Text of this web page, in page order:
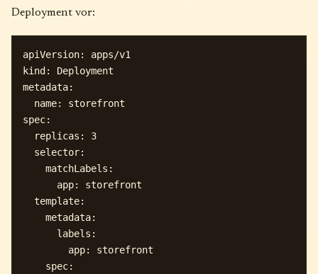
Deployment vor:
apiVersion: apps/v1
kind: Deployment
metadata:
  name: storefront
spec:
  replicas: 3
  selector:
    matchLabels:
      app: storefront
  template:
    metadata:
      labels:
        app: storefront
    spec: